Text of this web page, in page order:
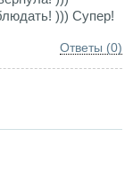
))) Супер!
Ответы (0)